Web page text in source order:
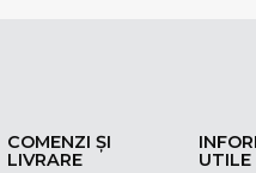
COMENZI ȘI
LIVRARE
UTILE